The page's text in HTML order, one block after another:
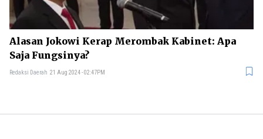
Alasan Jokowi Kerap Merombak Kabinet: Apa
Saja Fungsinya?
Redaksi Daerah 21 Aug 2024 - 02:47PM